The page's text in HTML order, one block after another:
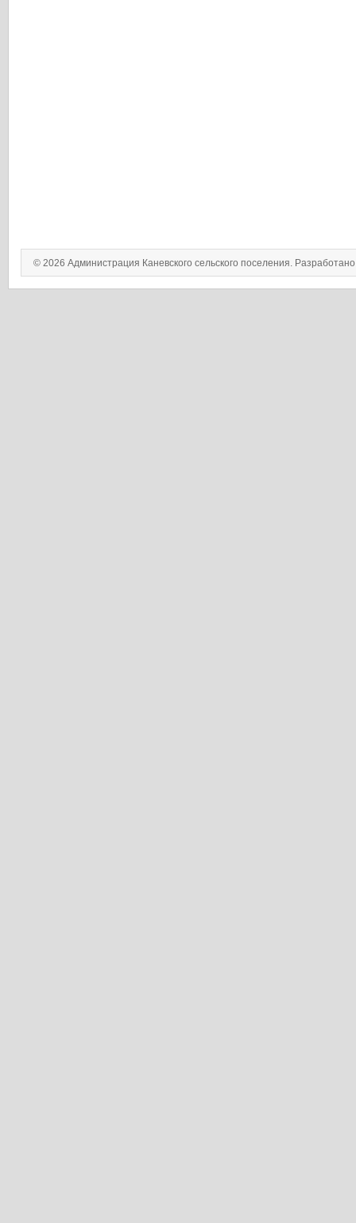
© 2026 Администрация Каневского сельского поселения.